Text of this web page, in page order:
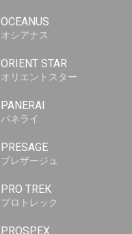
OCEANUS
オシアナス
ORIENT STAR
オリエントスター
PANERAI
パネライ
PRESAGE
プレザージュ
PRO TREK
プロトレック
PROSPEX